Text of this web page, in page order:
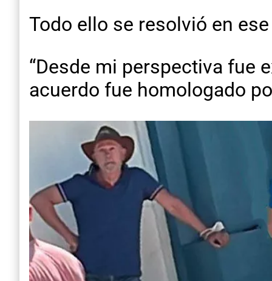
Todo ello se resolvió en
“Desde mi perspectiva fue
acuerdo fue homologado